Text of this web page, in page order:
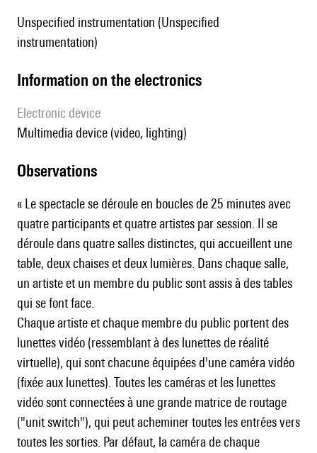
Unspecified instrumentation (Unspecified
instrumentation)
Information on the electronics
Electronic device
multimedia device (video, lighting)
observations
« Le spectacle se déroule en boucles de 25 minutes avec
quatre participants et quatre artistes par session. Il se
déroule dans quatre salles distinctes, qui accueillent une
table, deux chaises et deux lumières. Dans chaque salle,
un artiste et un membre du public sont assis à des tables
qui se font face.
Chaque artiste et chaque membre du public portent des
lunettes vidéo (ressemblant à des lunettes de réalité
virtuelle), qui sont chacune équipées d'une caméra vidéo
(fixée aux lunettes). Toutes les caméras et les lunettes
vidéo sont connectées à une grande matrice de routage
("unit switch"), qui peut acheminer toutes les entrées vers
toutes les sorties. Par défaut, la caméra de chaque